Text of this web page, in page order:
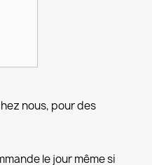
nous, pour des
le jour même si